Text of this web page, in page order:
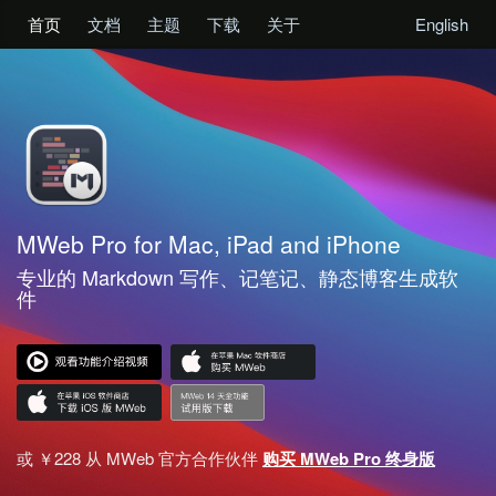
首页 文档 主题 下载 关于 English
MWeb Pro for Mac, iPad and iPhone
专业的 Markdown 写作、记笔记、静态博客生成软
件
或 ￥228 从 MWeb 官方合作伙伴购买 MWeb Pro 终身版